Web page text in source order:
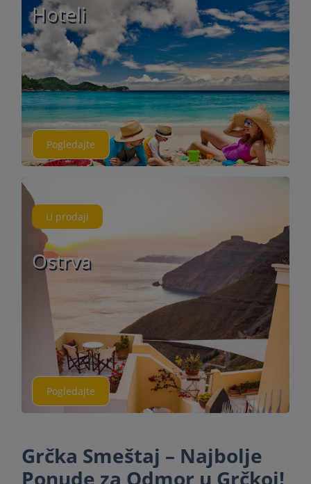
Hoteli
Pogledajte
U prodaji
Ostrva
Pogledajte
Grčka Smeštaj – Najbolje
Ponude za Odmor u Grčkoj!